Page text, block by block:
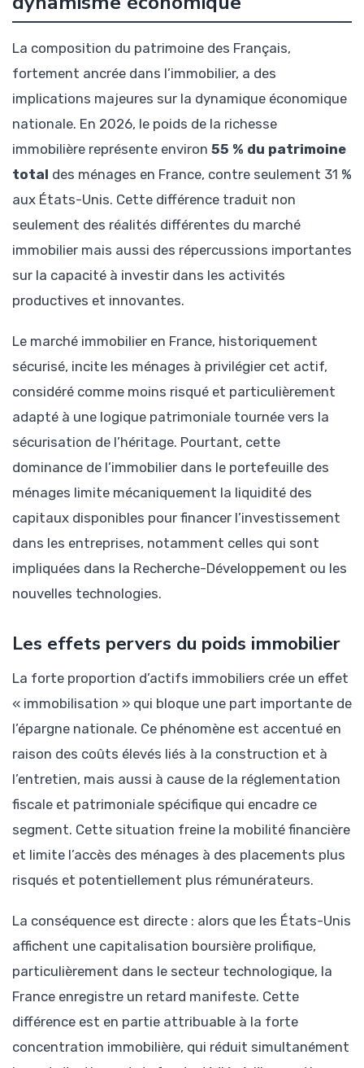
La composition du patrimoine des Français,
fortement ancrée dans l’immobilier, a des
implications majeures sur la dynamique économique
nationale. En 2026, le poids de la richesse
immobilière représente environ 55 % du patrimoine
total des ménages en France, contre seulement 31 %
aux États-Unis. Cette différence traduit non
seulement des réalités différentes du marché
immobilier mais aussi des répercussions importantes
sur la capacité à investir dans les activités
productives et innovantes.
Le marché immobilier en France, historiquement
sécurisé, incite les ménages à privilégier cet actif,
considéré comme moins risqué et particulièrement
adapté à une logique patrimoniale tournée vers la
sécurisation de l’héritage. Pourtant, cette
dominance de l’immobilier dans le portefeuille des
ménages limite mécaniquement la liquidité des
capitaux disponibles pour financer l’investissement
dans les entreprises, notamment celles qui sont
impliquées dans la Recherche-Développement ou les
nouvelles technologies.
Les effets pervers du poids immobilier
La forte proportion d’actifs immobiliers crée un effet
« immobilisation » qui bloque une part importante de
l’épargne nationale. Ce phénomène est accentué en
raison des coûts élevés liés à la construction et à
l’entretien, mais aussi à cause de la réglementation
fiscale et patrimoniale spécifique qui encadre ce
segment. Cette situation freine la mobilité financière
et limite l’accès des ménages à des placements plus
risqués et potentiellement plus rémunérateurs.
La conséquence est directe : alors que les États-Unis
affichent une capitalisation boursière prolifique,
particulièrement dans le secteur technologique, la
France enregistre un retard manifeste. Cette
différence est en partie attribuable à la forte
concentration immobilière, qui réduit simultanément